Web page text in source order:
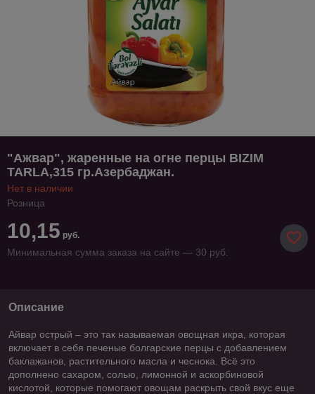
"Ажвар", жаренные на огне перцы BIZIM
TARLA,315 гр.Азербаджан.
Нет в наличии
Розница
10,15 руб.
Минимальная сумма заказа на сайте — 30 руб.
Описание
Айвар острый – это так называемая овощная икра, которая
включает в себя печеные болгарские перцы с добавлением
баклажанов, растительного масла и чеснока. Всё это
дополнено сахаром, солью, лимонной и аскорбиновой
кислотой, которые помогают овощам раскрыть свой вкус еще